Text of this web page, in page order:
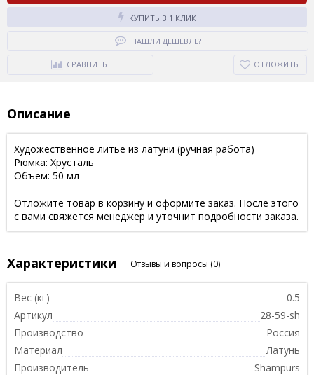
КУПИТЬ В 1 КЛИК
НАШЛИ ДЕШЕВЛЕ?
СРАВНИТЬ ОТЛОЖИТЬ
Описание
Художественное литье из латуни (ручная работа)
Рюмка: Хрусталь
Объем: 50 мл
Отложите товар в корзину и оформите заказ. После этого
с вами свяжется менеджер и уточнит подробности заказа.
Характеристики Отзывы и вопросы (0)
Вес (кг)
0.5
Артикул
28-59-sh
Производство
Россия
Материал
Латунь
Производитель
Shampurs